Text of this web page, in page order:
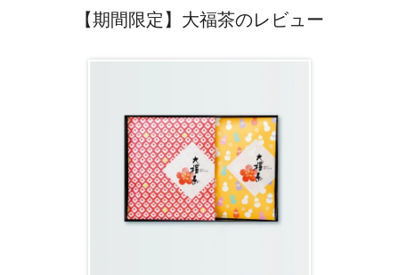
【期間限定】大福茶のレビュー